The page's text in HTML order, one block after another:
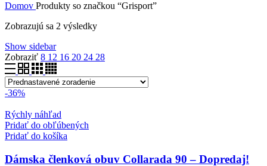
Domov Produkty so značkou “Grisport”
Zobrazujú sa 2 výsledky
Show sidebar
Zobraziť 8 12 16 20 24 28
-36%
Rýchly náhľad
Pridať do obľúbených
Pridať do košíka
Dámska členková obuv Collarada 90 – Dopredaj!